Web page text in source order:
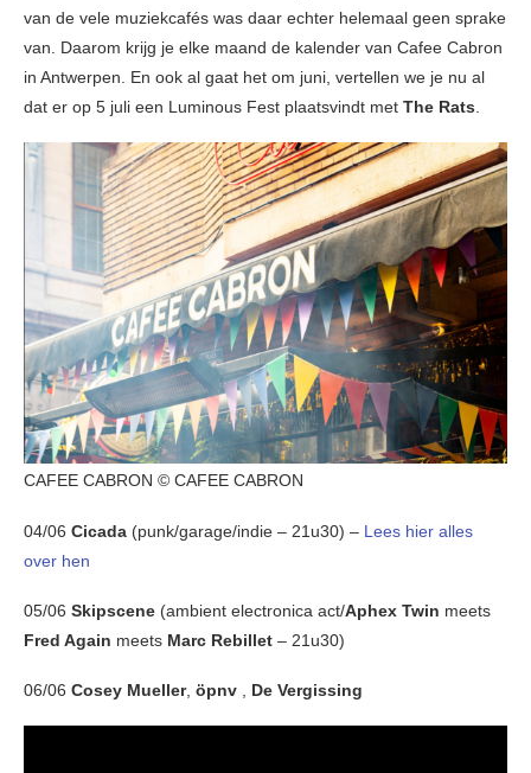
van de vele muziekcafés was daar echter helemaal geen sprake
van. Daarom krijg je elke maand de kalender van Cafee Cabron
in Antwerpen. En ook al gaat het om juni, vertellen we je nu al
dat er op 5 juli een Luminous Fest plaatsvindt met The Rats.
CAFEE CABRON © CAFEE CABRON
04/06 Cicada (punk/garage/indie – 21u30) – Lees hier alles
over hen
05/06 Skipscene (ambient electronica act/Aphex Twin meets
Fred Again meets Marc Rebillet – 21u30)
06/06 Cosey Mueller, öpnv De Vergissing